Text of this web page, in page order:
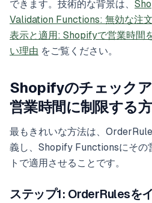
できます。技術的な背景は、
Validation Functions: 無効な注
表示と適用: Shopifyで営業時間
い理由 をご覧ください。
Shopifyのチェック
営業時間に制限する
最もきれいな方法は、
義し、Shopify Functionsにその
トで適用させることです。
ステップ1: OrderRulesを